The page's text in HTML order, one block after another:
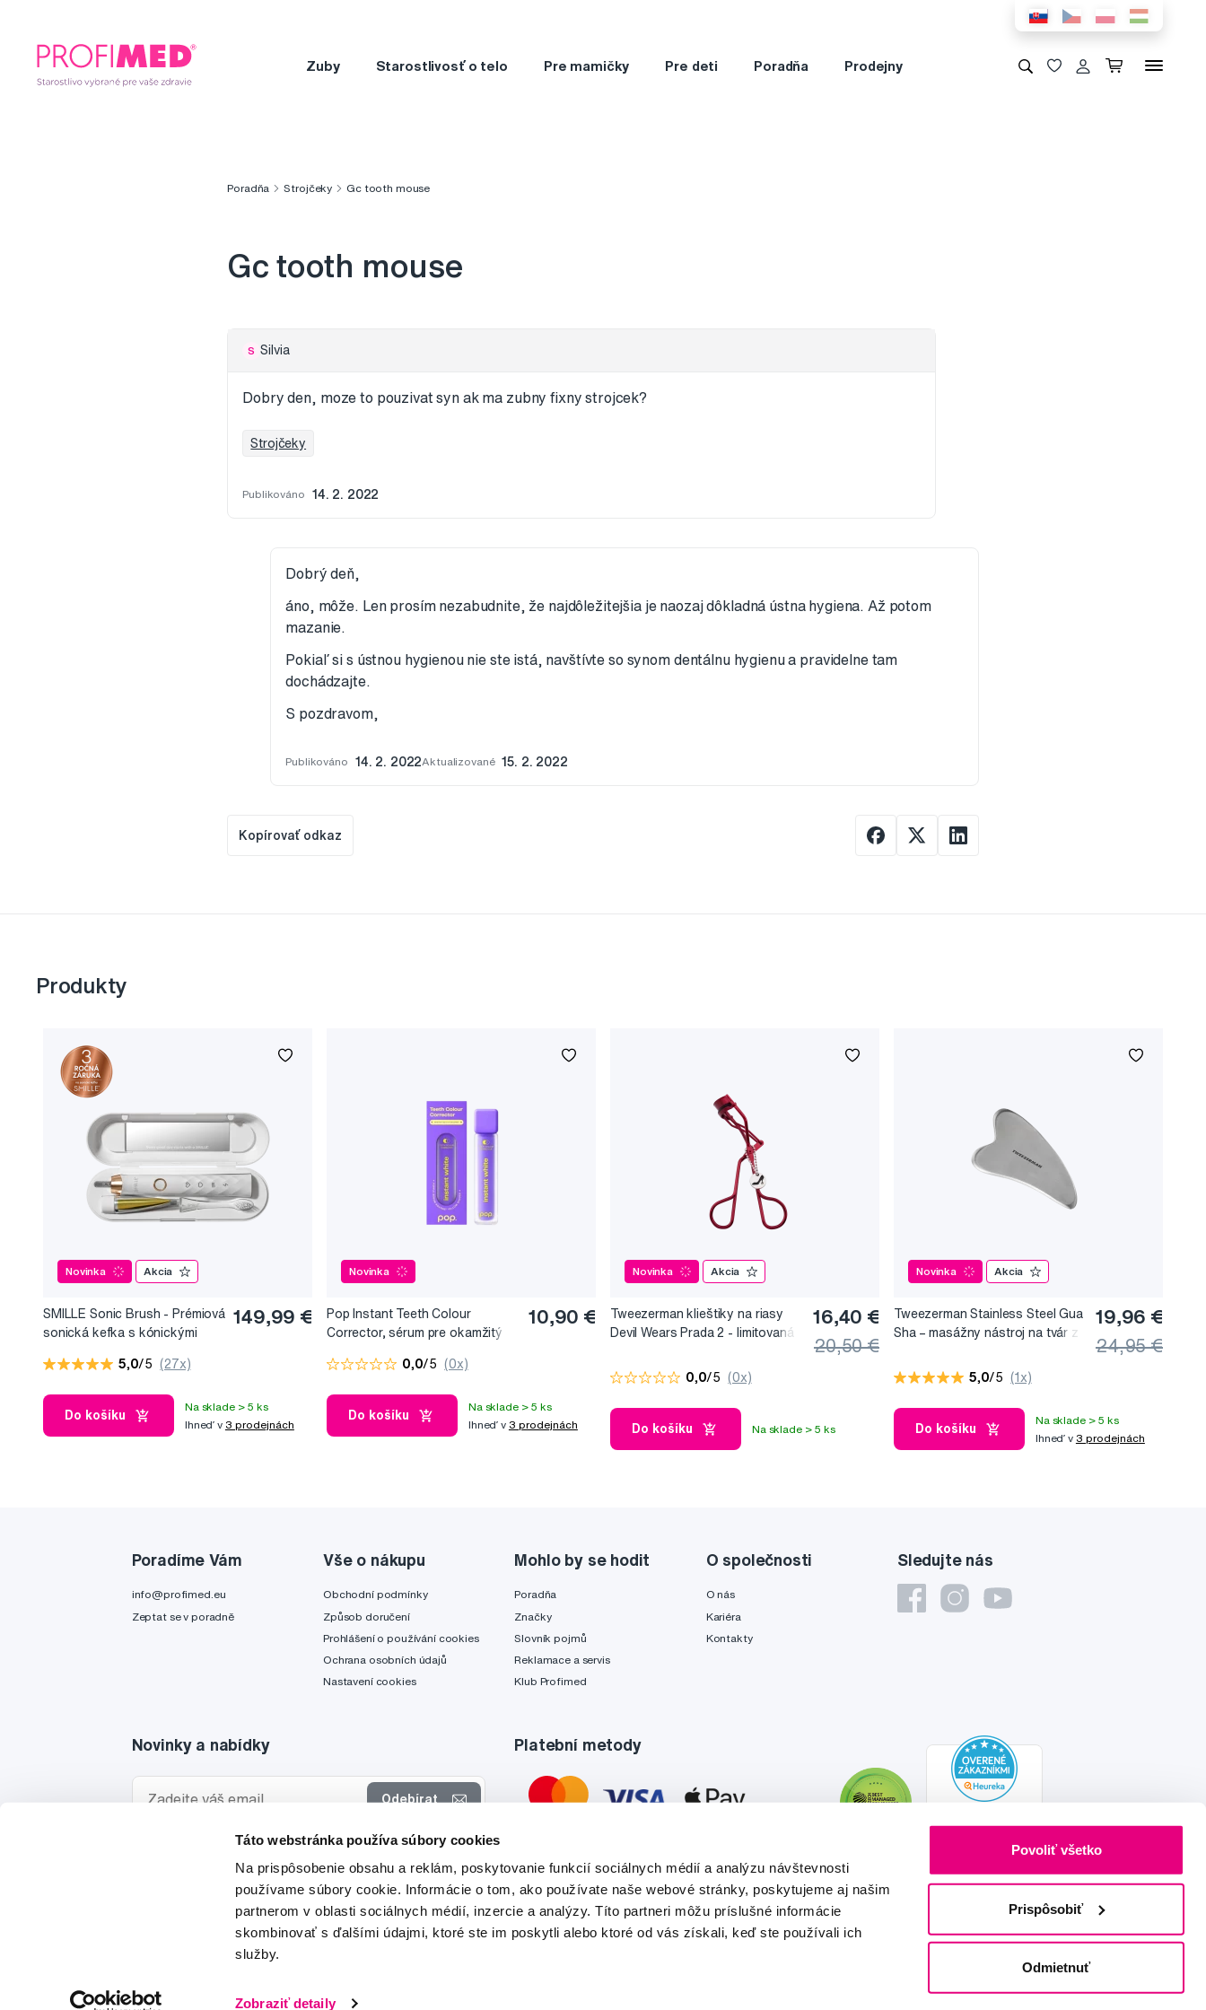
Táto webstránka používa súbory cookies
Na prispôsobenie obsahu a reklám, poskytovanie funkcií sociálnych médií a analýzu návštevnosti
používame súbory cookie. Informácie o tom, ako používate naše webové stránky, poskytujeme aj našim
partnerom v oblasti sociálnych médií, inzercie a analýzy. Títo partneri môžu príslušné informácie
skombinovať s ďalšími údajmi, ktoré ste im poskytli alebo ktoré od vás získali, keď ste používali ich
služby.
Zobraziť detaily
Povoliť všetko
Prispôsobiť
Odmietnuť
Zuby Starostlivosť o telo Pre mamičky Pre deti Poradňa Prodejny
Poradňa Strojčeky Gc tooth mouse
Gc tooth mouse
S Silvia
Dobry den, moze to pouzivat syn ak ma zubny fixny strojcek?
Strojčeky
Publikováno 14. 2. 2022
Dobrý deň,
áno, môže. Len prosím nezabudnite, že najdôležitejšia je naozaj dôkladná ústna hygiena. Až potom
mazanie.
Pokiaľ si s ústnou hygienou nie ste istá, navštívte so synom dentálnu hygienu a pravidelne tam
dochádzajte.
S pozdravom,
Publikováno 14. 2. 2022Aktualizované 15. 2. 2022
Kopírovať odkaz
Produkty
Novinka Akcia
SMILLE Sonic Brush - Prémiová
sonická kefka s kónickými
149,99 €
5,0/5 (27x)
Do košíku
Na sklade > 5 ks
Ihneď v 3 prodejnách
Novinka
Pop Instant Teeth Colour
Corrector, sérum pre okamžitý
10,90 €
0,0/5 (0x)
Do košíku
Na sklade > 5 ks
Ihneď v 3 prodejnách
Novinka Akcia
Tweezerman klieštiky na riasy
Devil Wears Prada 2 - limitovaná
16,40 €
20,50 €
0,0/5 (0x)
Do košíku Na sklade > 5 ks
Novinka Akcia
Tweezerman Stainless Steel Gua
Sha –⁠⁠⁠⁠⁠⁠ masážny nástroj na tvár z
19,96 €
24,95 €
5,0/5 (1x)
Do košíku
Na sklade > 5 ks
Ihneď v 3 prodejnách
Sledujte nás
Poradíme Vám
info@profimed.eu
Zeptat se v poradně
Vše o nákupu
Obchodní podmínky
Způsob doručení
Prohlášení o používání cookies
Ochrana osobních údajů
Nastavení cookies
Mohlo by se hodit
Poradňa
Značky
Slovník pojmů
Reklamace a servis
Klub Profimed
O společnosti
O nás
Kariéra
Kontakty
Novinky a nabídky
Odebírat
zpracováním osobních údajůpro tyto účely.
Platební metody